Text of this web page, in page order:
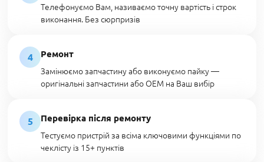
Телефонуємо Вам, називаємо точну вартість і строк
виконання. Без сюрпризів
4
Ремонт
Замінюємо запчастину або виконуємо пайку —
оригінальні запчастини або OEM на Ваш вибір
5
Перевірка після ремонту
Тестуємо пристрій за всіма ключовими функціями по
чеклісту із 15+ пунктів